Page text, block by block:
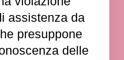
assistenza da
presuppone
delle